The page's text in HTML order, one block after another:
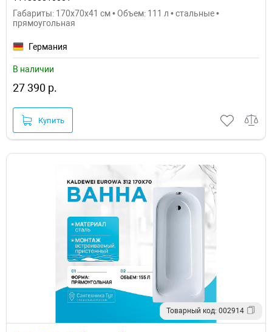
Габариты: 170x70x41 см • Объем: 111 л • стальные •
прямоугольная
Германия
В наличии
27 390 р.
Купить
Товарный код: 002914